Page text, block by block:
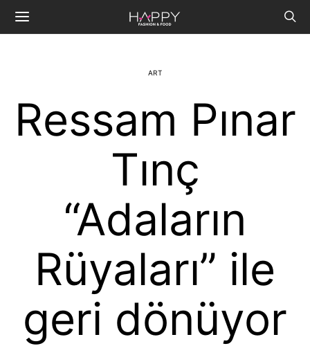
ART
Ressam Pınar
Tınç
“Adaların
Rüyaları” ile
geri dönüyor